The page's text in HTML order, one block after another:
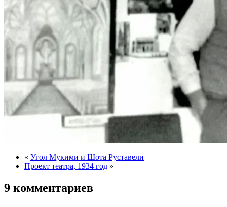
« Угол Мукими и Шота Руставели
Проект театра, 1934 год »
9 комментариев